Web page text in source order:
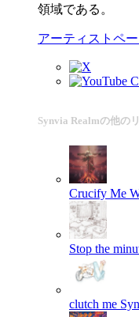
領域である。
アーティストペ
Synvia Realmの他の
Crucify Me
Stop the
clutch me